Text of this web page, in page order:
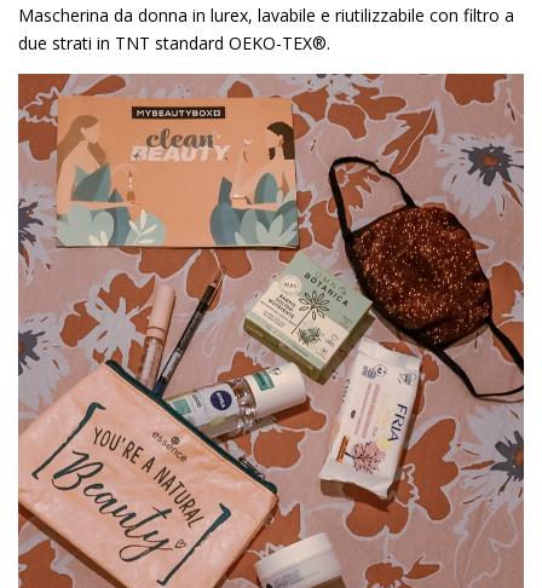
Mascherina da donna in lurex, lavabile e riutilizzabile con filtro a
due strati in TNT standard OEKO-TEX®.